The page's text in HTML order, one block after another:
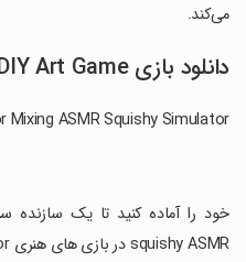
می‌کند.
دانلود بازی Slime ASMR Makeup DIY Art Game
Mixing ASMR Squishy Simulator